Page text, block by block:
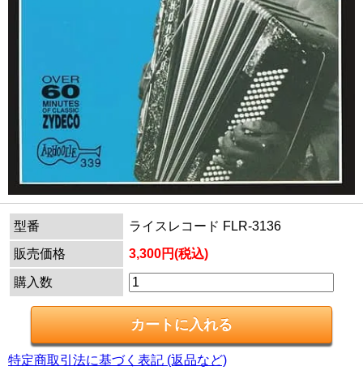
型番
ライスレコード FLR-3136
販売価格
3,300円(税込)
購入数
特定商取引法に基づく表記 (返品など)